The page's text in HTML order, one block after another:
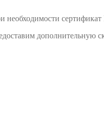
сертификат
дополнительную